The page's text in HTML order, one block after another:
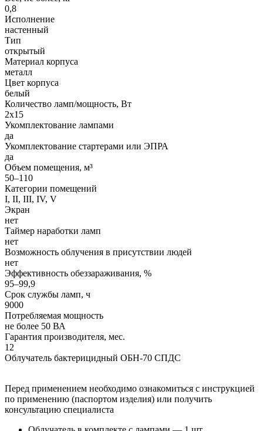
0,8
Исполнение
настенный
Тип
открытый
Материал корпуса
металл
Цвет корпуса
белый
Количество ламп/мощность, Вт
2x15
Укомплектование лампами
да
Укомплектование стартерами или ЭПРА
да
Объем помещения, м³
50–110
Категории помещений
I, II, III, IV, V
Экран
нет
Таймер наработки ламп
нет
Возможность облучения в присутствии людей
нет
Эффективность обеззараживания, %
95–99,9
Срок службы ламп, ч
9000
Потребляемая мощность
не более 50 ВА
Гарантия производителя, мес.
12
Облучатель бактерицидный ОБН-70 СПДС
Перед применением необходимо ознакомиться с инструкцией
по применению (паспортом изделия) или получить
консультацию специалиста